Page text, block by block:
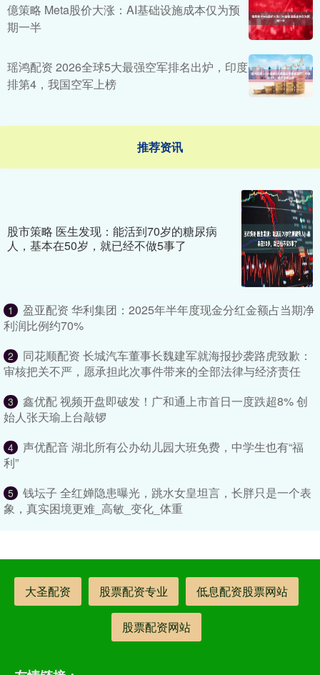
億策略 Meta股价大涨：AI基础设施成本仅为预
期一半
瑶鸿配资 2026全球5大最强空军排名出炉，印度
排第4，我国空军上榜
推荐资讯
股市策略 医生发现：能活到70岁的糖尿病
人，基本在50岁，就已经不做5事了
1
盈亚配资 华利集团：2025年半年度现金分红金额占当期净
利润比例约70%
2
同花顺配资 长城汽车董事长魏建军就海报抄袭路虎致歉：
审核把关不严，愿承担此次事件带来的全部法律与经济责任
3
鑫优配 视频开盘即破发！广和通上市首日一度跌超8% 创
始人张天瑜上台敲锣
4
声优配音 湖北所有公办幼儿园大班免费，中学生也有“福
利”
5
钱坛子 全红婵隐患曝光，跳水女皇坦言，长胖只是一个表
象，真实困境更难_高敏_变化_体重
大圣配资 股票配资专业 低息配资股票网站
股票配资网站